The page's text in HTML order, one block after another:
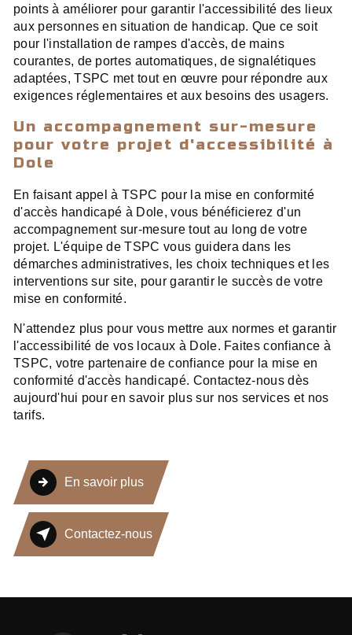
points à améliorer pour garantir l'accessibilité des lieux
aux personnes en situation de handicap. Que ce soit
pour l'installation de rampes d'accès, de mains
courantes, de portes automatiques, de signalétiques
adaptées, TSPC met tout en œuvre pour répondre aux
exigences réglementaires et aux besoins des usagers.
Un accompagnement sur-mesure
pour votre projet d'accessibilité à
Dole
En faisant appel à TSPC pour la mise en conformité
d'accès handicapé à Dole, vous bénéficierez d'un
accompagnement sur-mesure tout au long de votre
projet. L'équipe de TSPC vous guidera dans les
démarches administratives, les choix techniques et les
interventions sur site, pour garantir le succès de votre
mise en conformité.
N'attendez plus pour vous mettre aux normes et garantir
l'accessibilité de vos locaux à Dole. Faites confiance à
TSPC, votre partenaire de confiance pour la mise en
conformité d'accès handicapé. Contactez-nous dès
aujourd'hui pour en savoir plus sur nos services et nos
tarifs.
En savoir plus
Contactez-nous